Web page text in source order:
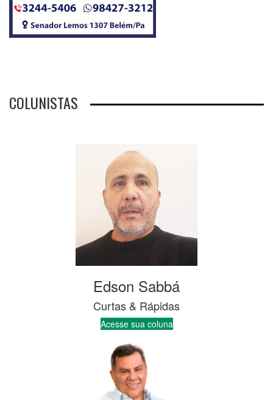
Edson Sabbá
Curtas & Rápidas
Acesse sua coluna
Luiz Omar Pinheiro
Navegação em Foco